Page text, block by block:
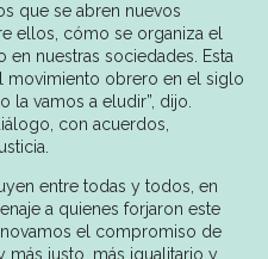
que se abren nuevos
ellos, cómo se organiza el
nuestras sociedades. Esta
movimiento obrero en el siglo
la vamos a eludir”, dijo.
con acuerdos,
entre todas y todos, en
a quienes forjaron este
el compromiso de
justo, más igualitario y